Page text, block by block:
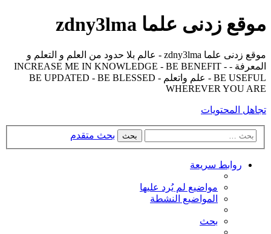
موقع زدنى علما zdny3lma
موقع زدنى علما zdny3lma - عالم بلا حدود من العلم و التعلم و
المعرفة - INCREASE ME IN KNOWLEDGE - BE BENEFIT -
BE USEFUL - علم واتعلم - BE UPDATED - BE BLESSED
WHEREVER YOU ARE
تجاهل المحتويات
بحث بحث متقدم
روابط سريعة
مواضيع لم يُرد عليها
المواضيع النشطة
بحث